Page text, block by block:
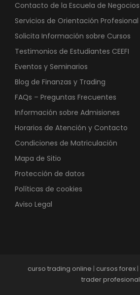
Contacto de la Escuela de Negocios
Servicios de Orientación Profesional
Solicita Información sobre Cursos
Testimonios de Estudiantes CEEFI
Eventos y Seminarios
Blog de Finanzas y Trading
FAQs – Preguntas Frecuentes
Información sobre Admisiones
Horarios de Atención y Contacto
Condiciones de Matriculación
Mapa de Sitio
Protección de datos
Políticas de cookies
Aviso Legal
curso trading online | cursos forex|
trader profesional